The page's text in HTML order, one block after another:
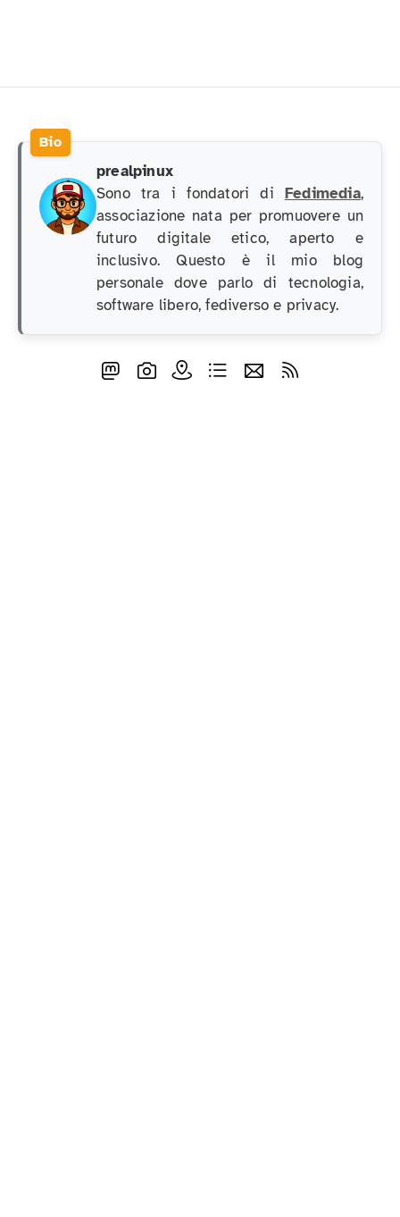
prealpinux
Sono tra i fondatori di Fedimedia,
associazione nata per promuovere un
futuro digitale etico, aperto e
inclusivo. Questo è il mio blog
personale dove parlo di tecnologia,
software libero, fediverso e privacy.